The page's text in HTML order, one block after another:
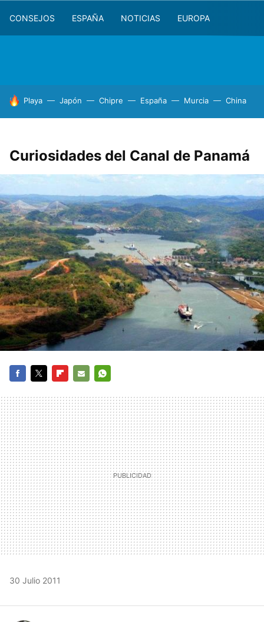
CONSEJOS ESPAÑA NOTICIAS EUROPA
HOY SE HABLA DE
Playa Japón Chipre España Murcia China
Curiosidades del Canal de Panamá
MAIL
30 Julio 2011